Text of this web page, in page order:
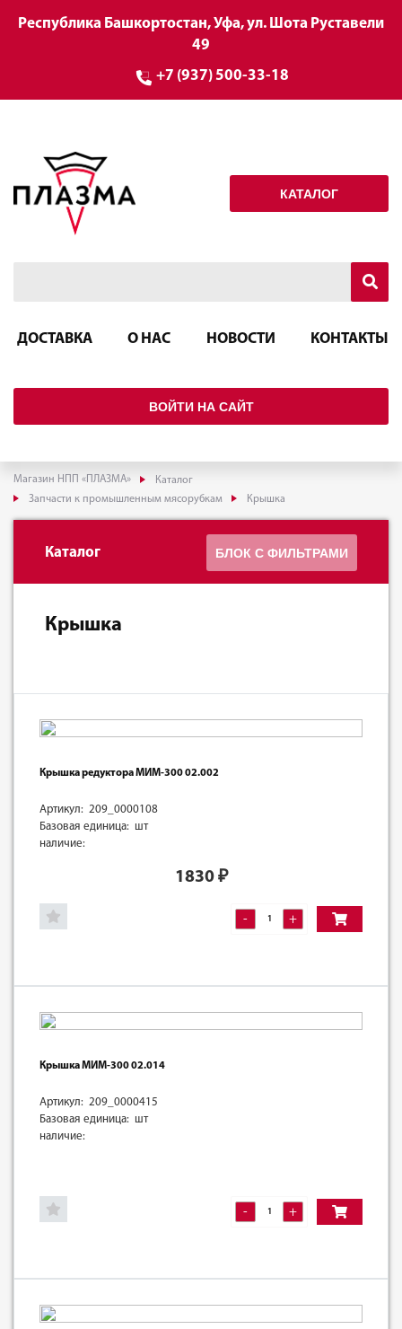
Республика Башкортостан, Уфа, ул. Шота Руставели
49
+7 (937) 500-33-18
КАТАЛОГ
ДОСТАВКА О НАС НОВОСТИ КОНТАКТЫ
ВОЙТИ НА САЙТ
Магазин НПП «ПЛАЗМА»
Каталог
Запчасти к промышленным мясорубкам
Крышка
Каталог БЛОК С ФИЛЬТРАМИ
Крышка
Крышка редуктора МИМ-300 02.002
Артикул: 209_0000108
Базовая единица: шт
наличие:
1830₽
- +
Крышка МИМ-300 02.014
Артикул: 209_0000415
Базовая единица: шт
наличие:
- +